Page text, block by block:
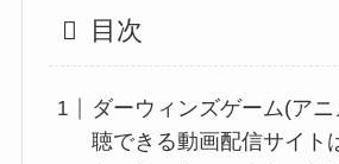
目次
ダーウィンズゲーム(ア
聴できる動画配信サイト